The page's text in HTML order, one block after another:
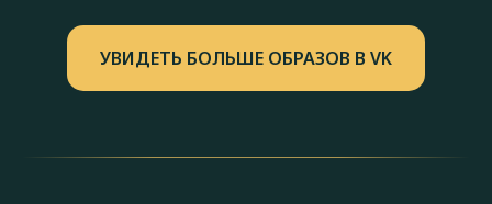
УВИДЕТЬ БОЛЬШЕ ОБРАЗОВ В VK